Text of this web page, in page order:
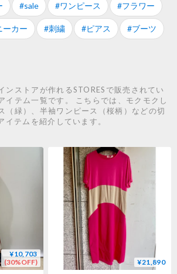
#sale #ワンピース #フラワー
ーカー #刺繍 #ピアス #ブーツ
ンストアが作れるSTORESで販売されてい
イテム一覧です。 こちらでは、モクモクし
（緑）、半袖ワンピース（桜柄）などの切
テムを紹介しています。
¥10,703
(30%OFF)
¥21,890